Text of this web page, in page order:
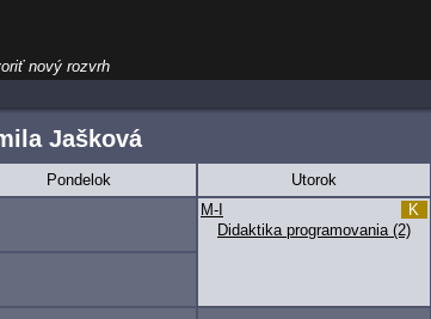
Jašková
Pondelok Utorok
Didaktika programovania (2)
M-I
K
nový rozvrh